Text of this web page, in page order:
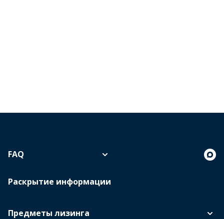
Предметы лизинга
FAQ
Раскрытие информации